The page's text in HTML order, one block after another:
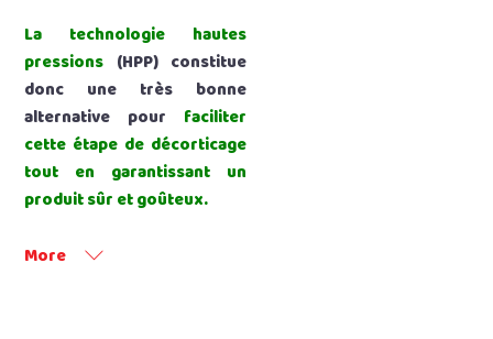
La technologie hautes
pressions (HPP) constitue
donc une très bonne
alternative pour faciliter
cette étape de décorticage
tout en garantissant un
produit sûr et goûteux.
More